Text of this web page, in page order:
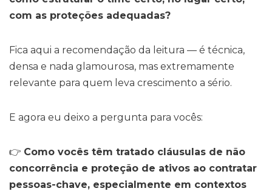
com as proteções adequadas?
Fica aqui a recomendação da leitura — é técnica,
densa e nada glamourosa, mas extremamente
relevante para quem leva crescimento a sério.
E agora eu deixo a pergunta para vocês:
👉 Como vocês têm tratado cláusulas de não
concorrência e proteção de ativos ao contratar
pessoas-chave, especialmente em contextos